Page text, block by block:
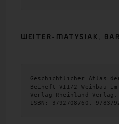
WEITER-MATYSIAK,
Geschichtlicher Atlas
Beiheft VII/2 Weinbau
Verlag Rheinland-Verlag,
ISBN: 3792708760,